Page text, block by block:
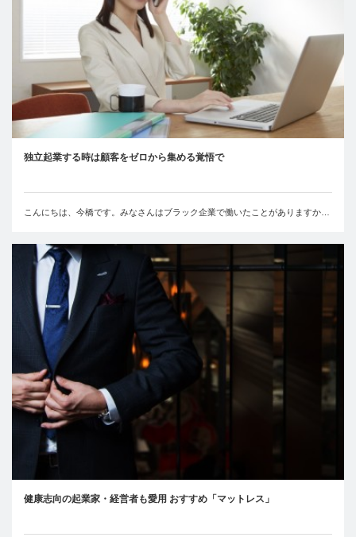
独立起業する時は顧客をゼロから集める覚悟で
こんにちは、今橋です。みなさんはブラック企業で働いたことがありますか…
健康志向の起業家・経営者も愛用 おすすめ「マットレス」